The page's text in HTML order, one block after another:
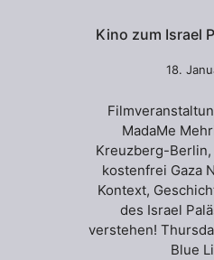
Kino zum Israel
18.
MadaMe
Kreuzberg-Berlin,
kostenfrei Gaza
Kontext,
des Israel
verstehen!
Blue